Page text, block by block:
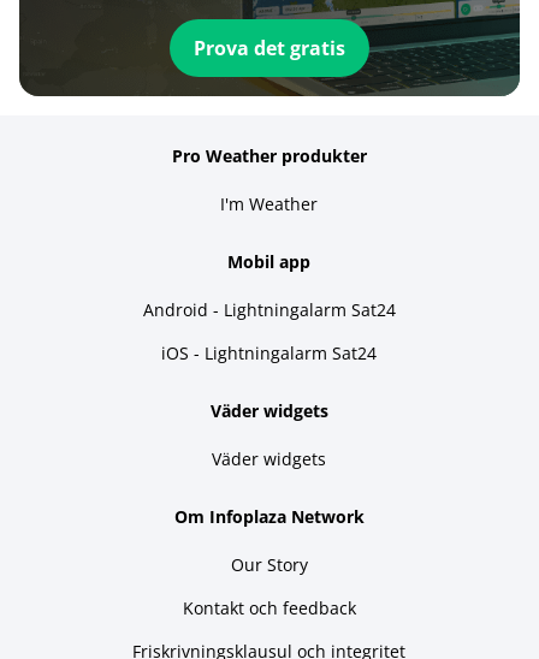
Prova det gratis
Pro Weather produkter
I'm Weather
Mobil app
Android - Lightningalarm Sat24
iOS - Lightningalarm Sat24
Väder widgets
Väder widgets
Om Infoplaza Network
Our Story
Kontakt och feedback
Friskrivningsklausul och integritet